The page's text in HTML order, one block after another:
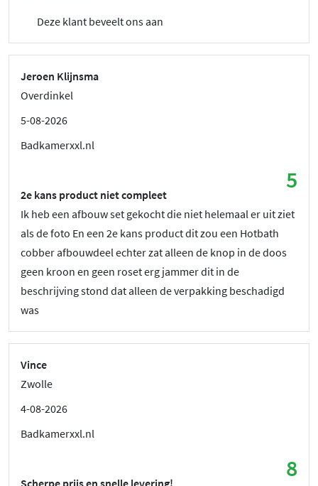
Deze klant beveelt ons aan
Jeroen Klijnsma
Overdinkel
5-08-2026
Badkamerxxl.nl
5
2e kans product niet compleet
Ik heb een afbouw set gekocht die niet helemaal er uit ziet
als de foto En een 2e kans product dit zou een Hotbath
cobber afbouwdeel echter zat alleen de knop in de doos
geen kroon en geen roset erg jammer dit in de
beschrijving stond dat alleen de verpakking beschadigd
was
Vince
Zwolle
4-08-2026
Badkamerxxl.nl
8
Scherpe prijs en snelle levering!